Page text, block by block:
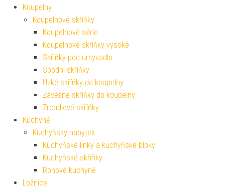
Koupelny
Koupelnové skříňky
Koupelnové série
Koupelnové skříňky vysoké
Skříňky pod umyvadlo
Spodní skříňky
Úzké skříňky do koupelny
Závěsné skříňky do koupelny
Zrcadlové skříňky
Kuchyně
Kuchyňský nábytek
Kuchyňské linky a kuchyňské bloky
Kuchyňské skříňky
Rohové kuchyně
Ložnice